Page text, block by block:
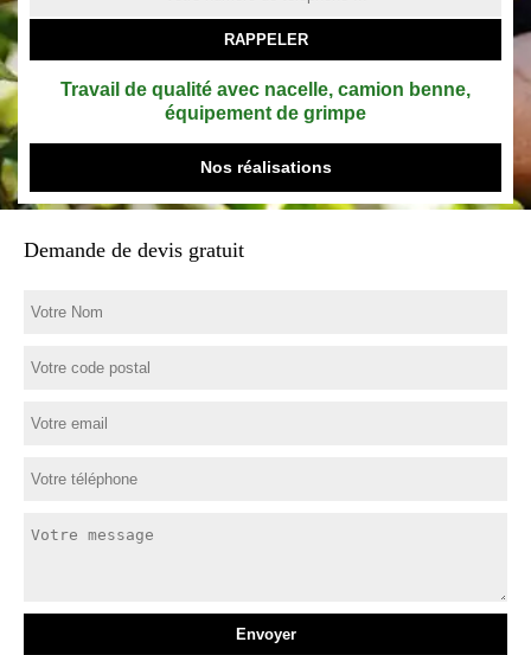
Travail de qualité avec nacelle, camion benne,
équipement de grimpe
Nos réalisations
Demande de devis gratuit